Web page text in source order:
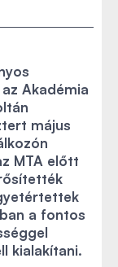
Akadémia
május
MTA előtt
a fontos
kialakítani.